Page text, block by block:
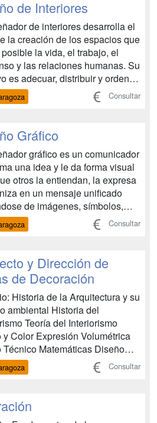
interactiva Formación y
Labora...
de Interiores
de interiores desarrolla el
la creación de los espacios que
la vida, el trabajo, el
y las relaciones humanas. Su
es adecuar, distribuir y ordenar
Los ámbitos principales
desarrolla su actividad son:
para el hábitat, diseño de
Consultar
Gráfico
gráfico es un comunicador
una idea y le da forma visual
otros la entiendan, la expresa
en un mensaje unificado
de imágenes, símbolos,
y materiales tangibles e
gráfico sirve para
con efectividad a un público
Consultar
y Dirección de
de Decoración
Historia de la Arquitectura y su
ambiental Historia del
Teoría del Interiorismo
y Color Expresión Volumétrica
Técnico Matemáticas Diseño
por Ordenador Audiovisuales
Extranjero Mediciones,
Proyectos: P. y D. O. de
Tecnología y ...
Consultar